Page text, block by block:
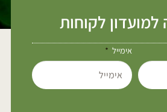
לקוחות
אימייל